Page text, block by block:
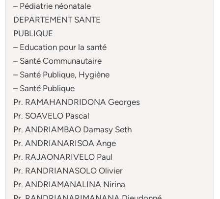
– Pédiatrie néonatale
DEPARTEMENT SANTE
PUBLIQUE
– Education pour la santé
– Santé Communautaire
– Santé Publique, Hygiène
– Santé Publique
Pr. RAMAHANDRIDONA Georges
Pr. SOAVELO Pascal
Pr. ANDRIAMBAO Damasy Seth
Pr. ANDRIANARISOA Ange
Pr. RAJAONARIVELO Paul
Pr. RANDRIANASOLO Olivier
Pr. ANDRIAMANALINA Nirina